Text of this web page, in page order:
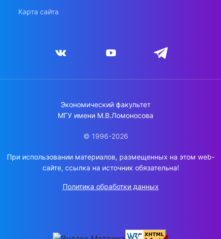
Карта сайта
Экономический факультет
МГУ имени М.В.Ломоносова
© 1996-2026
При использовании материалов, размещенных на этом web-
сайте, ссылка на источник обязательна!
Политика обработки данных